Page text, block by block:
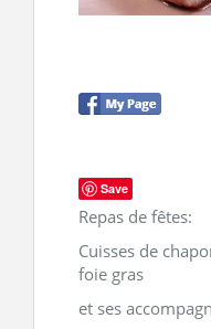
Save
Repas de fêtes:
Cuisses de
foie gras
et ses